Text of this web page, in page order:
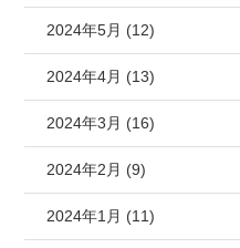
2024年5月 (12)
2024年4月 (13)
2024年3月 (16)
2024年2月 (9)
2024年1月 (11)